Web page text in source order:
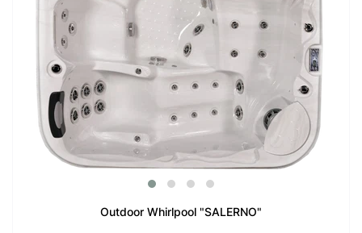
Outdoor Whirlpool "SALERNO"